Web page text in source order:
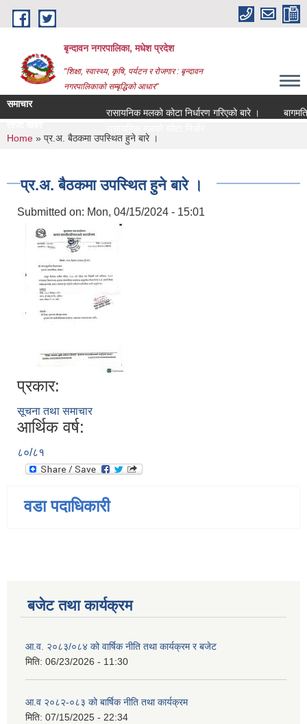
Skip to main content
बृन्दावन नगरपालिका, मधेश प्रदेश
"शिक्षा, स्वास्थ्य, कृषि, पर्यटन र रोजगार : बृन्दावन
नगरपालिकाको सम्बृद्धिको आधार"
समाचार
रासायनिक मलको कोटा निर्धारण गरिएको बारे ।
बागमति
You are here
Home » प्र.अ. बैठकमा उपस्थित हुने बारे ।
प्र.अ. बैठकमा उपस्थित हुने बारे ।
Submitted on: Mon, 04/15/2024 - 15:01
प्रकार:
सूचना तथा समाचार
आर्थिक वर्ष:
८०/८१
वडा पदाधिकारी
बजेट तथा कार्यक्रम
आ.व. २०८३/०८४ को वार्षिक नीति तथा कार्यक्रम र बजेट
मिति: 06/23/2026 - 11:30
आ.व २०८२-०८३ को बार्षिक नीति तथा कार्यक्रम
मिति: 07/15/2025 - 22:34